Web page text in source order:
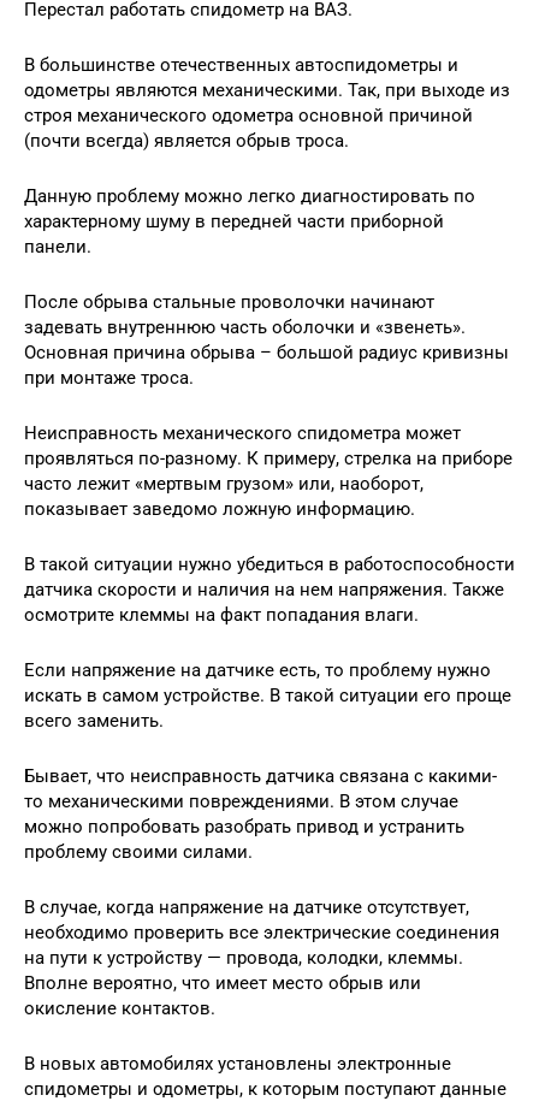
Перестал работать спидометр на ВАЗ.
В большинстве отечественных автоспидометры и
одометры являются механическими. Так, при выходе из
строя механического одометра основной причиной
(почти всегда) является обрыв троса.
Данную проблему можно легко диагностировать по
характерному шуму в передней части приборной
панели.
После обрыва стальные проволочки начинают
задевать внутреннюю часть оболочки и «звенеть».
Основная причина обрыва – большой радиус кривизны
при монтаже троса.
Неисправность механического спидометра может
проявляться по-разному. К примеру, стрелка на приборе
часто лежит «мертвым грузом» или, наоборот,
показывает заведомо ложную информацию.
В такой ситуации нужно убедиться в работоспособности
датчика скорости и наличия на нем напряжения. Также
осмотрите клеммы на факт попадания влаги.
Если напряжение на датчике есть, то проблему нужно
искать в самом устройстве. В такой ситуации его проще
всего заменить.
Бывает, что неисправность датчика связана с какими-
то механическими повреждениями. В этом случае
можно попробовать разобрать привод и устранить
проблему своими силами.
В случае, когда напряжение на датчике отсутствует,
необходимо проверить все электрические соединения
на пути к устройству — провода, колодки, клеммы.
Вполне вероятно, что имеет место обрыв или
окисление контактов.
В новых автомобилях установлены электронные
спидометры и одометры, к которым поступают данные